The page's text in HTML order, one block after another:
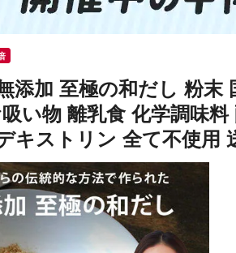
添加 至極の和だし 粉末
い物 離乳食 化学調味
キストリン 全て不使用